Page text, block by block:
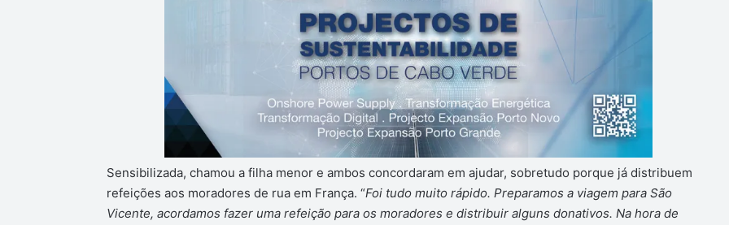
Sensibilizada, chamou a filha menor e ambos concordaram em ajudar, sobretudo porque já distribuem
refeições aos moradores de rua em França. “Foi tudo muito rápido. Preparamos a viagem para São
Vicente, acordamos fazer uma refeição para os moradores e distribuir alguns donativos. Na hora de